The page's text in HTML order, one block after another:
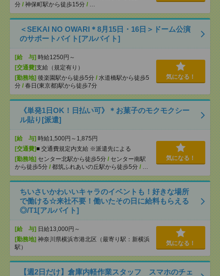
分 / 神保町駅から徒歩15分 / …
＜SEKAI NO OWARI＊8月15日・16日＞ドーム公演
のサポートバイト[アルバイト]
[給 与] 時給1250円～
[交通費]支給（規定有り）
[勤務地] 後楽園駅から徒歩5分 / 水道橋駅から徒歩5
分 / 春日(東京都)駅から徒歩7分
気になる！
《単発1日OK！日払い可》＊お菓子のモクモクシー
ル貼り[派遣]
[給 与] 時給1,500円～1,875円
[交通費]■ 交通費規定内支給 ※派遣先による
[勤務地] センター北駅から徒歩5分 / センター南駅
から徒歩5分 / 都筑ふれあいの丘駅から徒歩5分 / …
気になる！
ちいさいかわいいキャラのイベントも！好きな場所
で働ける☆来社不要！働いたその日に給料もらえる
◎/T1[アルバイト]
[給 与] 日給13,000円～
[勤務地] 神奈川県横浜市港北区（最寄り駅：新横浜
駅）
気になる！
【週2日だけ】倉庫内軽作業スタッフ スマホのチェ